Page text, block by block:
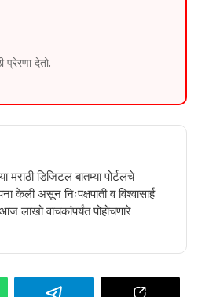
देतो.
डिजिटल बातम्या पोर्टलचे
असून निःपक्षपाती व विश्वासार्ह
लाखो वाचकांपर्यंत पोहोचणारे